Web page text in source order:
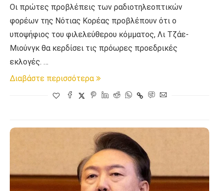
Οι πρώτες προβλέπεις των ραδιοτηλεοπτικών
φορέων της Νότιας Κορέας προβλέπουν ότι ο
υποψήφιος του φιλελεύθερου κόμματος, Λι Τζάε-
Μιούνγκ θα κερδίσει τις πρόωρες προεδρικές
εκλογές. …
Διαβάστε περισσότερα